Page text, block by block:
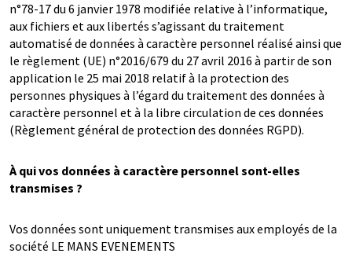
n°78-17 du 6 janvier 1978 modifiée relative à l’informatique,
aux fichiers et aux libertés s’agissant du traitement
automatisé de données à caractère personnel réalisé ainsi que
le règlement (UE) n°2016/679 du 27 avril 2016 à partir de son
application le 25 mai 2018 relatif à la protection des
personnes physiques à l’égard du traitement des données à
caractère personnel et à la libre circulation de ces données
(Règlement général de protection des données RGPD).
À qui vos données à caractère personnel sont-elles
transmises ?
Vos données sont uniquement transmises aux employés de la
société LE MANS EVENEMENTS